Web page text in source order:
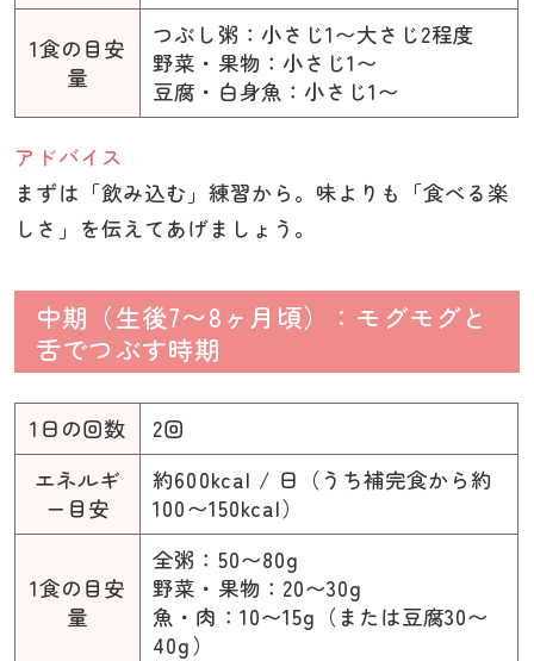
1食の目安
量
つぶし粥：小さじ1〜大さじ2程度
野菜・果物：小さじ1〜
豆腐・白身魚：小さじ1〜
アドバイス
まずは「飲み込む」練習から。味よりも「食べる楽
しさ」を伝えてあげましょう。
中期（生後7〜8ヶ月頃）：モグモグと
舌でつぶす時期
1日の回数
2回
エネルギ
ー目安
約600kcal / 日（うち補完食から約
100〜150kcal）
1食の目安
量
全粥：50〜80g
野菜・果物：20〜30g
魚・肉：10〜15g（または豆腐30〜
40g）